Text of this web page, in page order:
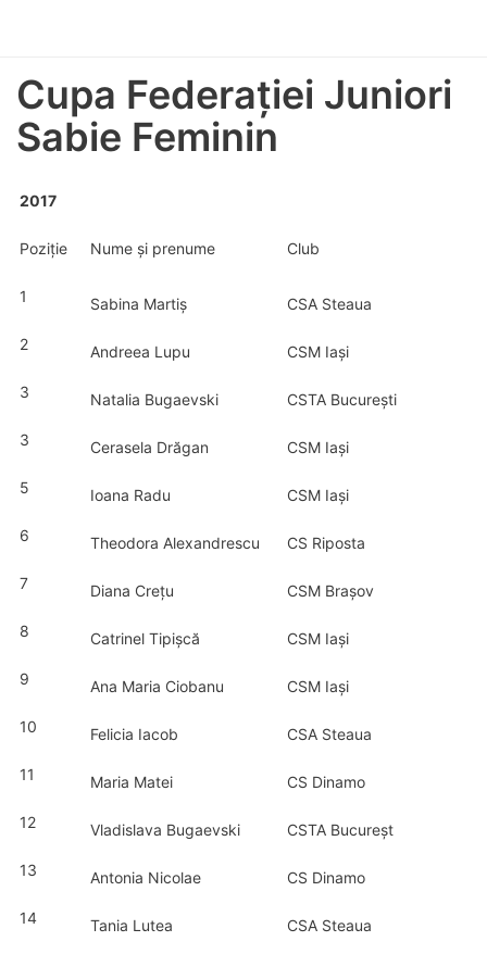
Cupa Federației Juniori
Sabie Feminin
2017
Poziție Nume și prenume Club
1 Sabina Martiș CSA Steaua
2 Andreea Lupu CSM Iași
3 Natalia Bugaevski CSTA București
3 Cerasela Drăgan CSM Iași
5 Ioana Radu CSM Iași
6 Theodora Alexandrescu CS Riposta
7 Diana Crețu CSM Brașov
8 Catrinel Tipișcă CSM Iași
9 Ana Maria Ciobanu CSM Iași
10 Felicia Iacob CSA Steaua
11 Maria Matei CS Dinamo
12 Vladislava Bugaevski CSTA Bucureșt
13 Antonia Nicolae CS Dinamo
14 Tania Lutea CSA Steaua